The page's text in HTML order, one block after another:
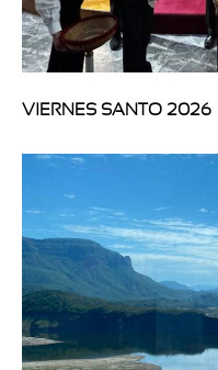
VIERNES SANTO 2026